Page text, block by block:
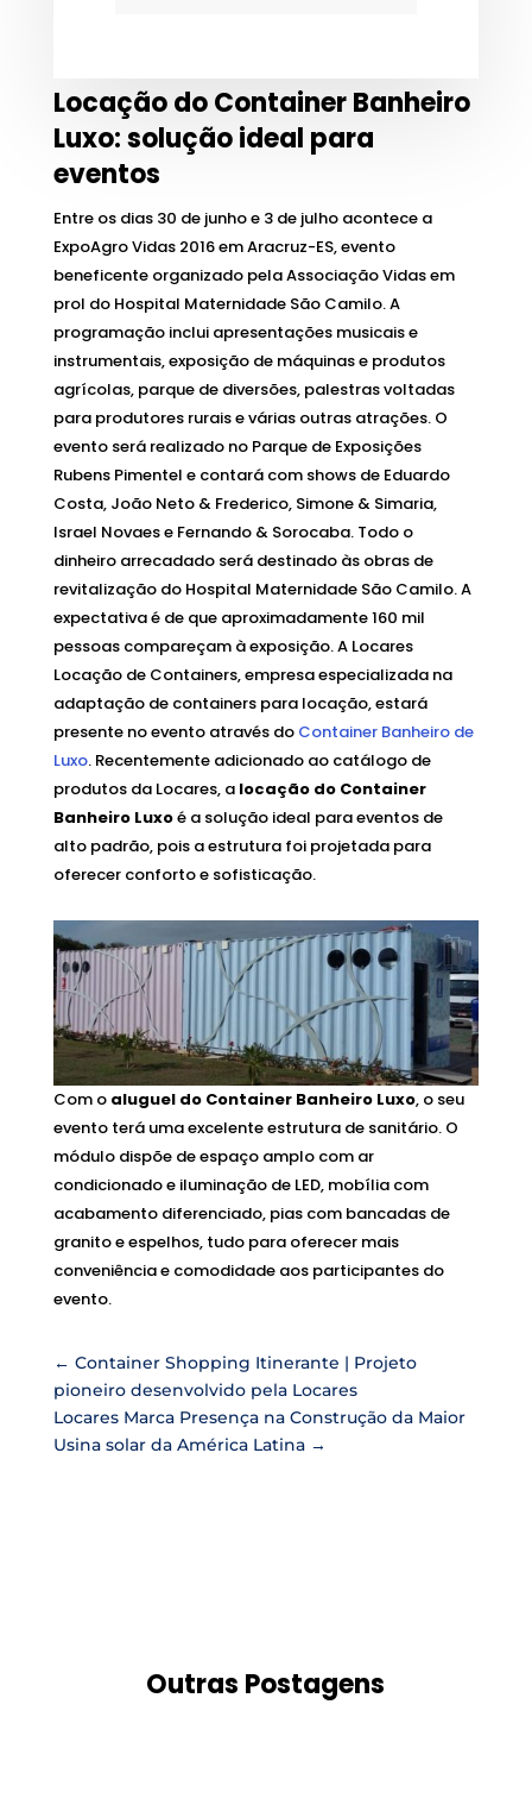
Locação do Container Banheiro
Luxo: solução ideal para
eventos
Entre os dias 30 de junho e 3 de julho acontece a
ExpoAgro Vidas 2016 em Aracruz-ES, evento
beneficente organizado pela Associação Vidas em
prol do Hospital Maternidade São Camilo. A
programação inclui apresentações musicais e
instrumentais, exposição de máquinas e produtos
agrícolas, parque de diversões, palestras voltadas
para produtores rurais e várias outras atrações. O
evento será realizado no Parque de Exposições
Rubens Pimentel e contará com shows de Eduardo
Costa, João Neto & Frederico, Simone & Simaria,
Israel Novaes e Fernando & Sorocaba. Todo o
dinheiro arrecadado será destinado às obras de
revitalização do Hospital Maternidade São Camilo. A
expectativa é de que aproximadamente 160 mil
pessoas compareçam à exposição. A Locares
Locação de Containers, empresa especializada na
adaptação de containers para locação, estará
presente no evento através do Container Banheiro de
Luxo. Recentemente adicionado ao catálogo de
produtos da Locares, alocação do Container
Banheiro Luxoé a solução ideal para eventos de
alto padrão, pois a estrutura foi projetada para
oferecer conforto e sofisticação.
Com o aluguel do Container Banheiro Luxo, o seu
evento terá uma excelente estrutura de sanitário. O
módulo dispõe de espaço amplo com ar
condicionado e iluminação de LED, mobília com
acabamento diferenciado, pias com bancadas de
granito e espelhos, tudo para oferecer mais
conveniência e comodidade aos participantes do
evento.
← Container Shopping Itinerante | Projeto
pioneiro desenvolvido pela Locares
Locares Marca Presença na Construção da Maior
Usina solar da América Latina→
Outras Postagens